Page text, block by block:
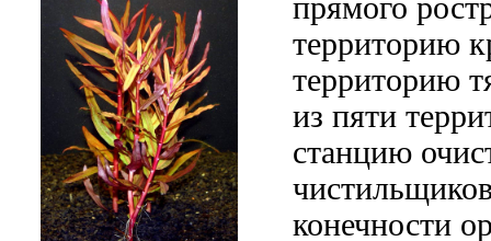
прямого
территорию
территорию
из пяти
станцию
конечности